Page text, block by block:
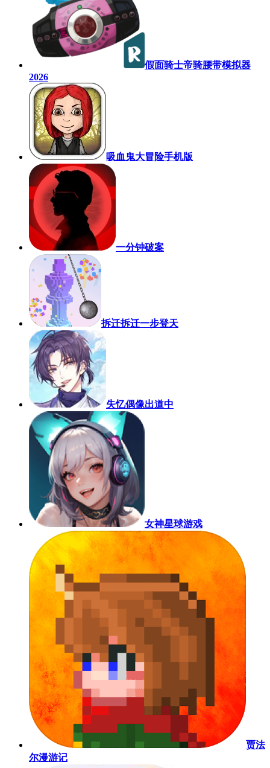
假面骑士帝骑腰带模拟器
2026
吸血鬼大冒险手机版
一分钟破案
拆迁拆迁一步登天
失忆偶像出道中
女神星球游戏
贾法
尔漫游记